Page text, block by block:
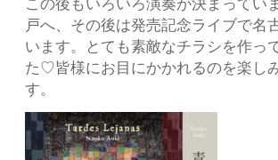
戸へ、その後は発売記念ライブで名
います。とても素敵なチラシを作っ
た♡皆様にお目にかかれるのを楽し
す。